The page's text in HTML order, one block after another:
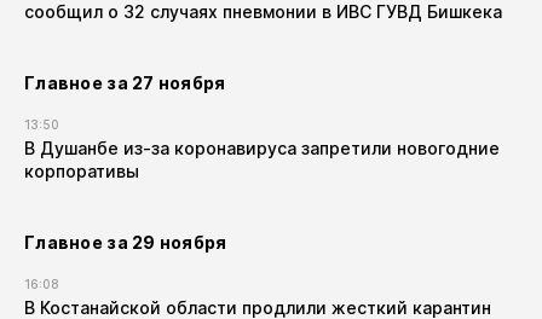
сообщил о 32 случаях пневмонии в ИВС ГУВД Бишкека
Главное за 27 ноября
13:50
В Душанбе из-за коронавируса запретили новогодние
корпоративы
Главное за 29 ноября
16:08
В Костанайской области продлили жесткий карантин